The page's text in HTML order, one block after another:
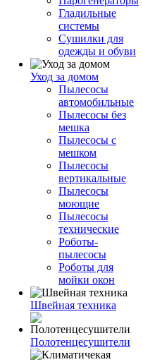
Гладильные
системы
Сушилки для
одежды и обуви
Уход за домом
Пылесосы
автомобильные
Пылесосы без
мешка
Пылесосы с
мешком
Пылесосы
вертикальные
Пылесосы
моющие
Пылесосы
технические
Роботы-
пылесосы
Роботы для
мойки окон
Швейная техника
Полотенцесушители